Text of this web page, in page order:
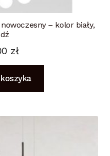
– kolor biały,
zł